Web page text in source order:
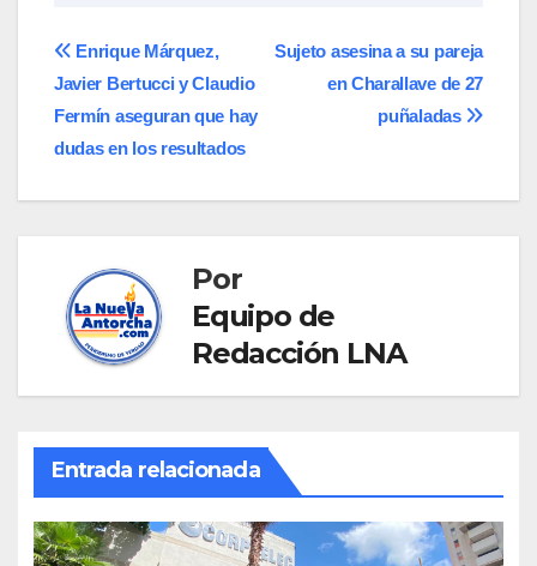
Navegación
de
entradas
Sujeto asesina a su pareja
en Charallave de 27
puñaladas
Enrique Márquez,
Javier Bertucci y Claudio
Fermín aseguran que hay
dudas en los resultados
Por
Equipo de
Redacción LNA
Entrada relacionada